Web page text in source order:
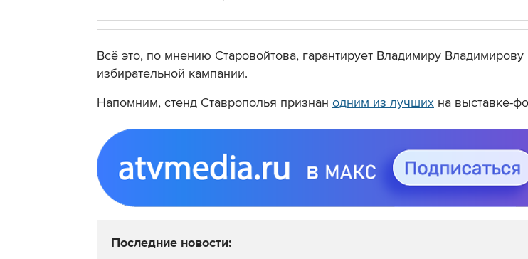
Всё это, по мнению Старовойтова, гарантирует Владимиру
избирательной кампании.
Напомним, стенд Ставрополья признан одним из лучших на выставке-
Последние новости: